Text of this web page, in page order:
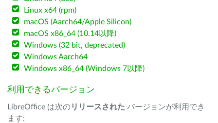
Linux x64 (rpm)
macOS (Aarch64/Apple Silicon)
macOS x86_64 (10.14以降)
Windows (32 bit, deprecated)
Windows Aarch64
Windows x86_64 (Windows 7以降)
利用できるバージョン
LibreOffice は次のリリースされた バージョンが利用でき
ます: